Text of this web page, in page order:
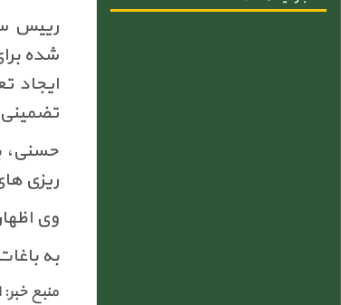
رییس
شده
تضمینی هر
حسنی،
ریزی
وی اظهار داشت: بیش
به باغات
منبع خبر: